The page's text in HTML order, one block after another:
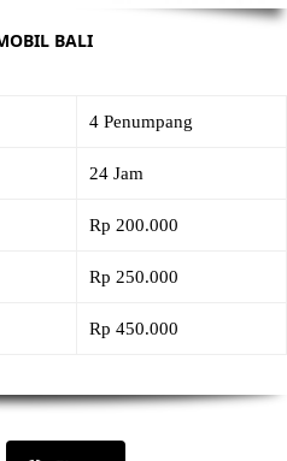
BALI
4 Penumpang
24 Jam
Rp 200.000
Rp 250.000
Rp 450.000